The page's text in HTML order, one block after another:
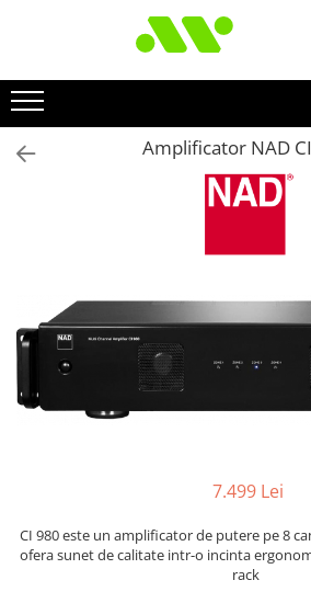
Amplificator NAD
7.499 Lei
CI 980 este un amplificator de putere pe 8
ofera sunet de calitate intr-o incinta
rack